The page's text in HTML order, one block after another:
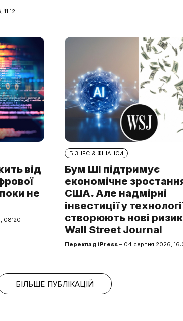
від
не
08:20
БІЗНЕС & ФІНАНСИ
Бум ШІ підтримує
економічне
США. Але надмірні
інвестиції у
створюють нові
Wall Street Journal
Переклад iPress – 04 серпня 2026,
БІЛЬШЕ ПУБЛІКАЦІЙ